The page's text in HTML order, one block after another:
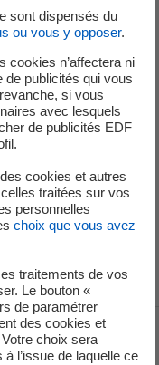
de la production,
fiable et
sont dispensés du
ou vous y opposer.
cookies n’affectera ni
de publicités qui vous
si vous
avec lesquels
de publicités EDF
cookies et autres
traitées sur vos
personnelles
choix que vous avez
traitements de vos
Le bouton «
de paramétrer
des cookies et
choix sera
l’issue de laquelle ce